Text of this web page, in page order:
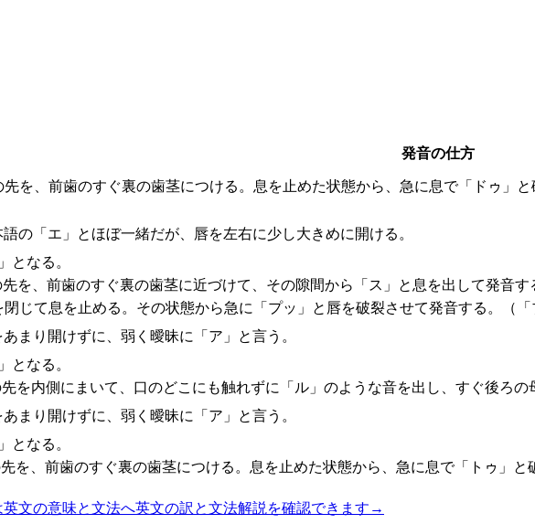
発音の仕方
先を、前歯のすぐ裏の歯茎につける。息を止めた状態から、急に息で「ドゥ」
語の「エ」とほぼ一緒だが、唇を左右に少し大きめに開ける。
となる。
先を、前歯のすぐ裏の歯茎に近づけて、その隙間から「ス」と息を出して発音
閉じて息を止める。その状態から急に「プッ」と唇を破裂させて発音する。（
あまり開けずに、弱く曖昧に「ア」と言う。
となる。
先を内側にまいて、口のどこにも触れずに「ル」のような音を出し、すぐ後ろの
あまり開けずに、弱く曖昧に「ア」と言う。
となる。
先を、前歯のすぐ裏の歯茎につける。息を止めた状態から、急に息で「トゥ」
文の意味と文法へ英文の訳と文法解説を確認できます →